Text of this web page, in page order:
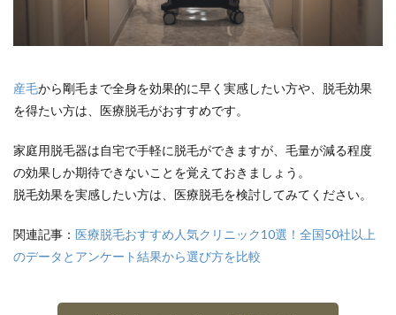
産毛から剛毛まで全身を効果的に早く実感したい方や、脱毛効果
を得たい方は、医療脱毛がおすすめです。
家庭用脱毛器は自宅で手軽に脱毛ができますが、毛量が減る程度
の効果しか期待できないことを覚えておきましょう。
脱毛効果を実感したい方は、医療脱毛を検討してみてください。
関連記事： 医療脱毛おすすめ人気クリニック10選！全国50社以上
のデータとアンケート結果から選び方を比較